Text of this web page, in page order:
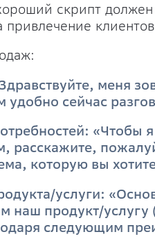
скрипт
меня
удобно сейчас
«Чтобы
расскажите,
которую вы
услуги:
наш продукт/
следующим